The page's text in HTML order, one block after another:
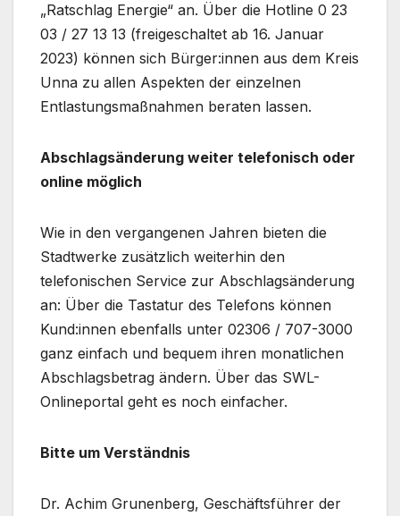
„Ratschlag Energie“ an. Über die Hotline 0 23
03 / 27 13 13 (freigeschaltet ab 16. Januar
2023) können sich Bürger:innen aus dem Kreis
Unna zu allen Aspekten der einzelnen
Entlastungsmaßnahmen beraten lassen.
Abschlagsänderung weiter telefonisch oder
online möglich
Wie in den vergangenen Jahren bieten die
Stadtwerke zusätzlich weiterhin den
telefonischen Service zur Abschlagsänderung
an: Über die Tastatur des Telefons können
Kund:innen ebenfalls unter 02306 / 707-3000
ganz einfach und bequem ihren monatlichen
Abschlagsbetrag ändern. Über das SWL-
Onlineportal geht es noch einfacher.
Bitte um Verständnis
Dr. Achim Grunenberg, Geschäftsführer der